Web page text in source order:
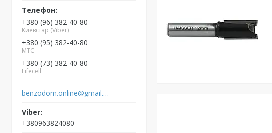
+380 (96) 382-40-80
Киевстар (Viber)
+380 (95) 382-40-80
MTC
+380 (73) 382-40-80
Lifecell
benzodom.online@gmail.com
+380963824080